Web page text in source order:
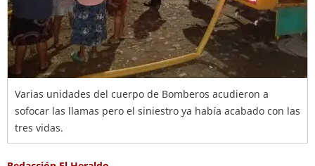
Varias unidades del cuerpo de Bomberos acudieron a
sofocar las llamas pero el siniestro ya había acabado con las
tres vidas.